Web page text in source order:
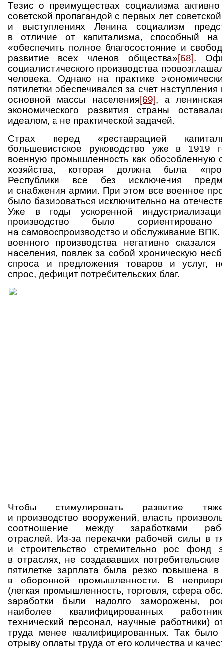
Тезис о преимуществах социализма активно
советской пропагандой с первых лет
и выступлениях Ленина социализм
в отличие от капитализма, способный на
«обеспечить полное благосостояние и
развитие всех членов общества»[68].
социалистического производства
человека. Однако на практике
пятилетки обеспечивался за счет
основной массы населения[69], а
экономического развития страны
идеалом, а не практической задачей.
Страх перед «реставрацией
большевистское руководство уже в 1919
военную промышленность как обособленную
хозяйства, которая должна была
Республики все без исключения
и снабжения армии. При этом все военное
было базироваться исключительно на
Уже в годы ускоренной
производство было
на самовоспроизводство и обслуживание ВПК.
военного производства негативно
населения, повлек за собой хроническую
спроса и предложения товаров и услуг,
спрос, дефицит потребительских благ.
Чтобы стимулировать развитие
и производство вооружений, власть
соотношение между заработками
отраслей. Из-за перекачки рабочей силы в
и строительство стремительно рос фонд
в отраслях, не создававших
пятилетке зарплата была резко повышена
в оборонной промышленности. В
(легкая промышленность, торговля, сфера
заработки были надолго заморожены,
наиболее квалифицированных
технический персонал, научные работники)
труда менее квалифицированных. Так
отрыву оплаты труда от его количества и